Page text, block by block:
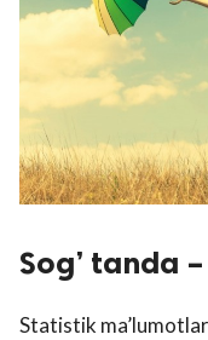
Sog’ tanda
Statistik